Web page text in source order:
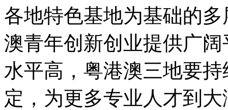
各地特色基地为基础的
澳青年创新创业提供广
水平高，粤港澳三地要
定，为更多专业人才到